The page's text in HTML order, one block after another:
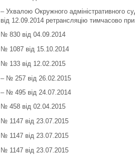
– Ухвалою Окружного адміністративного
від 12.09.2014 ретрансляцію тимчасово
№ 830 від 04.09.2014
№ 1087 від 15.10.2014
№ 133 від 12.02.2015
– № 257 від 26.02.2015
– № 495 від 24.07.2014
№ 458 від 02.04.2015
№ 1147 від 23.07.2015
№ 1147 від 23.07.2015
№ 1147 від 23.07.2015